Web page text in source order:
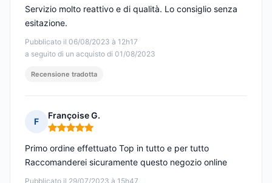
Pubblicato il 06/08/2023 à 12h17
a seguito di un acquisto di 01/08/2023
Servizio molto reattivo e di qualità. Lo consiglio senza
esitazione.
Recensione tradotta
F
Françoise G.
Nota: 5 su 5
Pubblicato il 29/07/2023 à 15h47
Primo ordine effettuato Top in tutto e per tutto
Raccomanderei sicuramente questo negozio online